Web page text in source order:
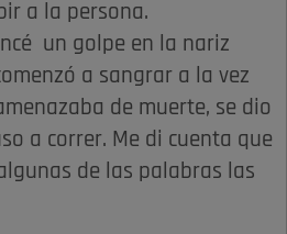
a la persona.
un golpe en la nariz
a sangrar a la vez
de muerte, se dio
a correr. Me di cuenta que
de las palabras las